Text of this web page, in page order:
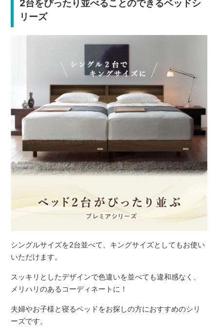
2台をぴったり並べることのできるベッドシ
リーズ
シングルサイズを2台並べて、キングサイズとしてもお使い
いただけます。
スッキリとしたデザインで色違いを並べても違和感なく、
メリハリのあるコーディネートに！
夫婦やお子様と寝るベッドをお探しの方におすすめのシリ
ーズです。